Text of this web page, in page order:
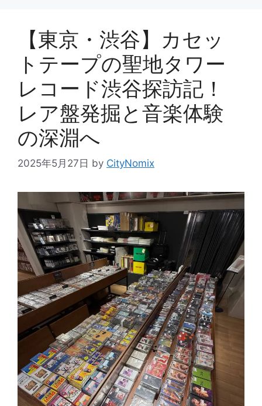
【東京・渋谷】カセッ
トテープの聖地タワー
レコード渋谷探訪記！
レア盤発掘と音楽体験
の深淵へ
2025年5月27日 by CityNomix